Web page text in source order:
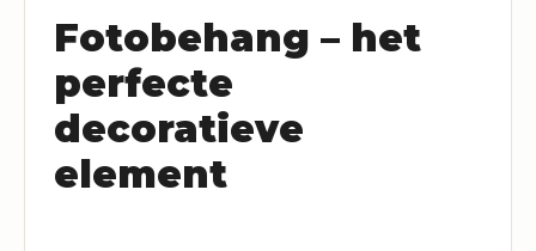
Fotobehang – het
perfecte
decoratieve
element